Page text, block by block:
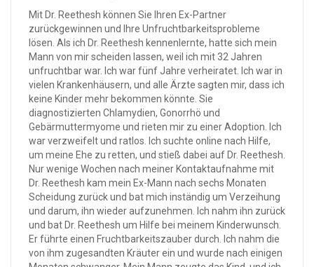
Mit Dr. Reethesh können Sie Ihren Ex-Partner
zurückgewinnen und Ihre Unfruchtbarkeitsprobleme
lösen. Als ich Dr. Reethesh kennenlernte, hatte sich mein
Mann von mir scheiden lassen, weil ich mit 32 Jahren
unfruchtbar war. Ich war fünf Jahre verheiratet. Ich war in
vielen Krankenhäusern, und alle Ärzte sagten mir, dass ich
keine Kinder mehr bekommen könnte. Sie
diagnostizierten Chlamydien, Gonorrhö und
Gebärmuttermyome und rieten mir zu einer Adoption. Ich
war verzweifelt und ratlos. Ich suchte online nach Hilfe,
um meine Ehe zu retten, und stieß dabei auf Dr. Reethesh.
Nur wenige Wochen nach meiner Kontaktaufnahme mit
Dr. Reethesh kam mein Ex-Mann nach sechs Monaten
Scheidung zurück und bat mich inständig um Verzeihung
und darum, ihn wieder aufzunehmen. Ich nahm ihn zurück
und bat Dr. Reethesh um Hilfe bei meinem Kinderwunsch.
Er führte einen Fruchtbarkeitszauber durch. Ich nahm die
von ihm zugesandten Kräuter ein und wurde nach einigen